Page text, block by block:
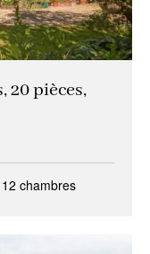
20 pièces,
12 chambres